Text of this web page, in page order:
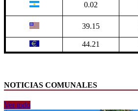
0.02
39.15
44.21
NOTICIAS COMUNALES
Ver todo